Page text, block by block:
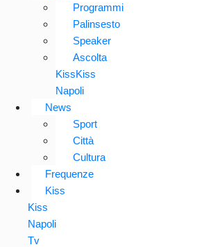
Programmi
Palinsesto
Speaker
Ascolta
KissKiss
Napoli
News
Sport
Città
Cultura
Frequenze
Kiss
Kiss
Napoli
Tv